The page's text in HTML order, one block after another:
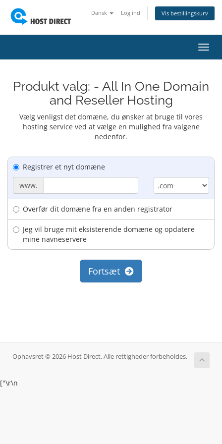
Dansk Log ind Vis bestillingskurv
Skift
Produkt valg: - All In One Domain
and Reseller Hosting
Vælg venligst det domæne, du ønsker at bruge til vores
hosting service ved at vælge en mulighed fra valgene
nedenfor.
Registrer et nyt domæne
www.
Overfør dit domæne fra en anden registrator
Jeg vil bruge mit eksisterende domæne og opdatere
mine navneservere
Fortsæt
Ophavsret © 2026 Host Direct. Alle rettigheder forbeholdes.
["\r\n